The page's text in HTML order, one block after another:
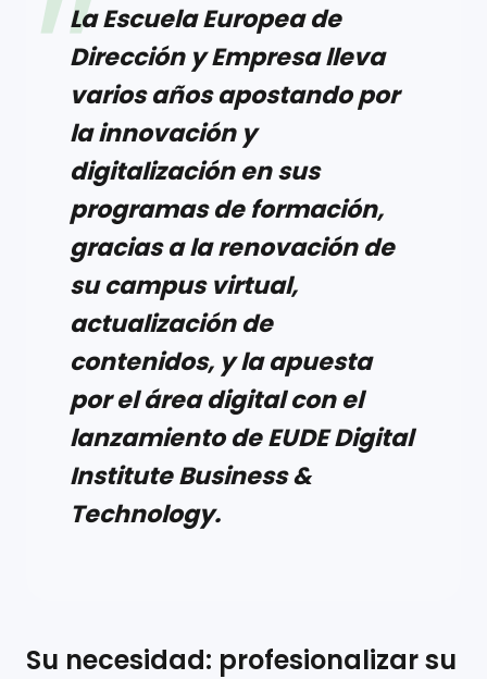
La Escuela Europea de
Dirección y Empresa lleva
varios años apostando por
la innovación y
digitalización en sus
programas de formación,
gracias a la renovación de
su campus virtual,
actualización de
contenidos, y la apuesta
por el área digital con el
lanzamiento de EUDE Digital
Institute Business &
Technology.
Su necesidad: profesionalizar su